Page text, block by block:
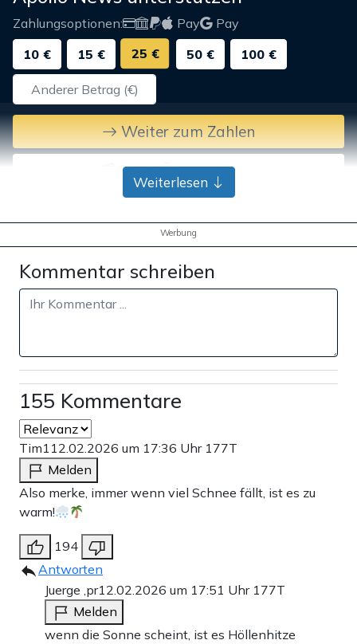
Zahlungsoptionen: Pay
Pay
10 €
15 € 25 € 50 € 100 €
Weiter zum Zahlen
Bank-Überweisung
Weiterlesen
Werbung
Kommentar schreiben
155 Kommentare
Tim1 12.02.2026 um 17:36 Uhr 177T
Melden
Also merke, immer wenn viel Schnee fällt, ist es zu
warm!
194
Antworten
Juerge ,pr12.02.2026 um 17:51 Uhr 177T
Melden
wenn die Sonne scheint, ist es Höllenhitze